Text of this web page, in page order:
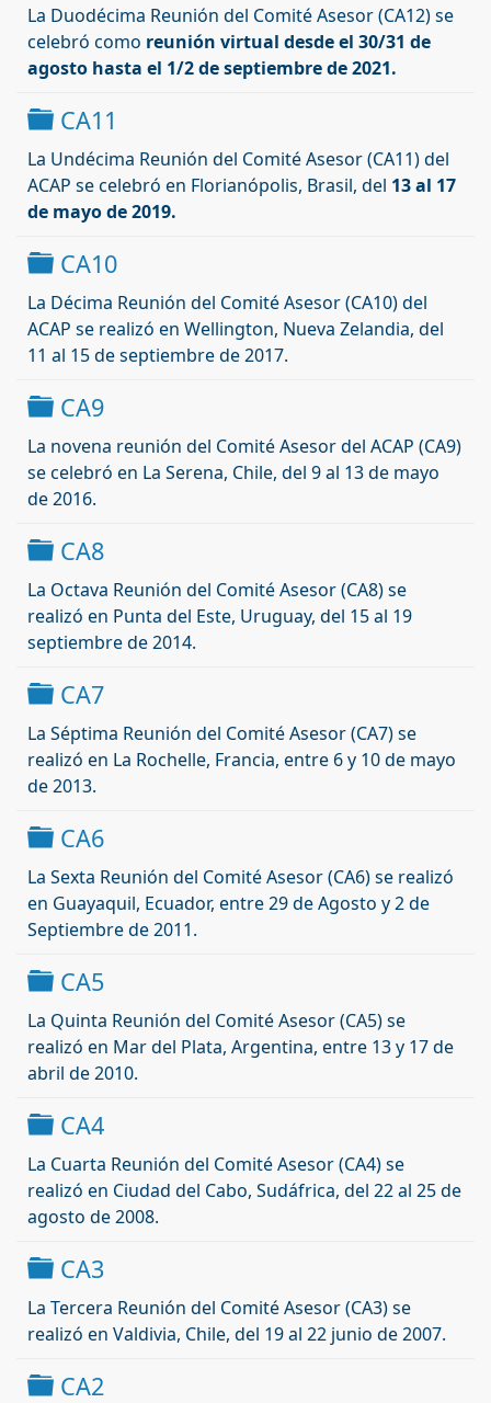
La Duodécima Reunión del Comité Asesor (CA12) se
celebró como reunión virtual desde el 30/31 de
agosto hasta el 1/2 de septiembre de 2021.
Carpeta
CA11
La Undécima Reunión del Comité Asesor (CA11) del
ACAP se celebró en Florianópolis, Brasil, del 13 al 17
de mayo de 2019.
Carpeta
CA10
La Décima Reunión del Comité Asesor (CA10) del
ACAP se realizó en Wellington, Nueva Zelandia, del
11 al 15 de septiembre de 2017.
Carpeta
CA9
La novena reunión del Comité Asesor del ACAP (CA9)
secelebró en La Serena, Chile, del 9 al 13 de mayo
de 2016.
Carpeta
CA8
La Octava Reunión del Comité Asesor(CA8)se
realizó en Punta del Este, Uruguay, del 15 al 19
septiembre de 2014.
Carpeta
CA7
La Séptima Reunión del Comité Asesor (CA7) se
realizó en La Rochelle, Francia, entre 6 y 10 de mayo
de 2013.
Carpeta
CA6
La Sexta Reunión del Comité Asesor (CA6) se realizó
en Guayaquil, Ecuador, entre 29 de Agosto y 2 de
Septiembre de 2011.
Carpeta
CA5
La Quinta Reunión del Comité Asesor (CA5) se
realizó en Mar del Plata, Argentina, entre 13 y 17 de
abril de 2010.
Carpeta
CA4
La Cuarta Reunión del Comité Asesor (CA4) se
realizó en Ciudad del Cabo, Sudáfrica, del 22 al 25 de
agosto de 2008.
Carpeta
CA3
La Tercera Reunión del Comité Asesor (CA3) se
realizó en Valdivia, Chile, del 19 al 22 junio de 2007.
Carpeta
CA2